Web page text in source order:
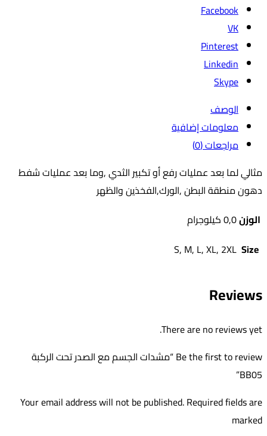
Facebook
VK
Pinterest
Linkedin
Skype
الوصف
معلومات إضافية
مراجعات (0)
مثالي لما بعد عمليات رفع أو تكبير الثدي ,وما بعد عمليات شفط
دهون منطقة البطن ,الورك,الفخذين والظهر
الوزن0,0 كيلوجرام
Size
S, M, L, XL, 2XL
Reviews
There are no reviews yet.
Be the first to review “مشدات الجسم مع الصدر تحت الركبة
BB05”
Your email address will not be published. Required fields are
marked